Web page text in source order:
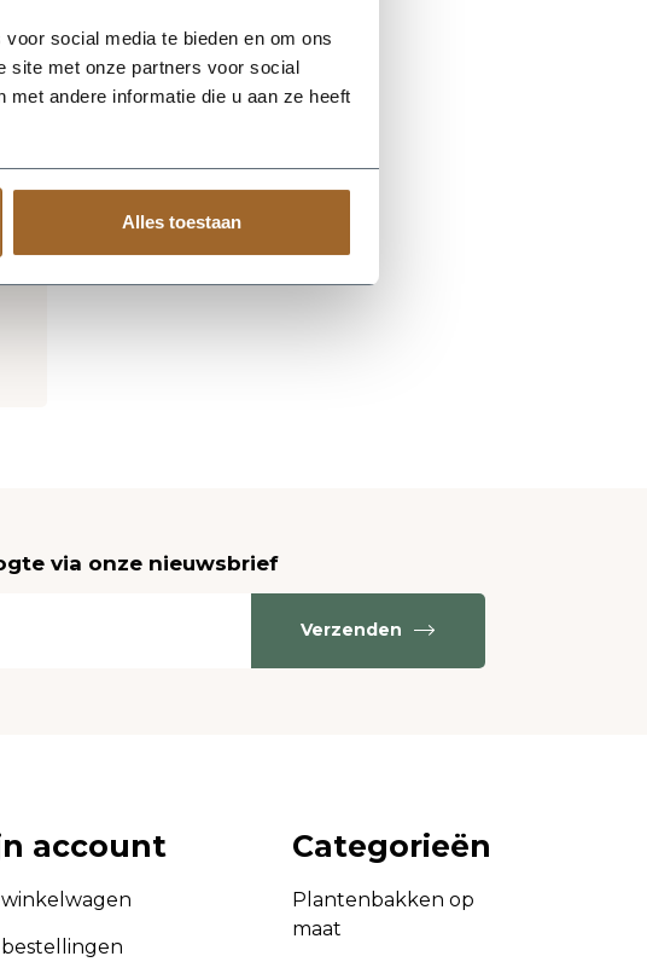
social media te bieden en om ons
site met onze partners voor social
andere informatie die u aan ze heeft
Alles toestaan
via onze nieuwsbrief
Verzenden
account Categorieën
Plantenbakken op
maat